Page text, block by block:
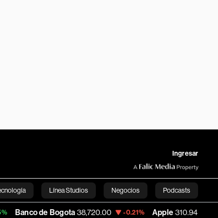
Ingresar
Línea Studios Negocios Podcasts
English
Bogota 38,720.00 -0.21% Apple 310.94 +0.55%